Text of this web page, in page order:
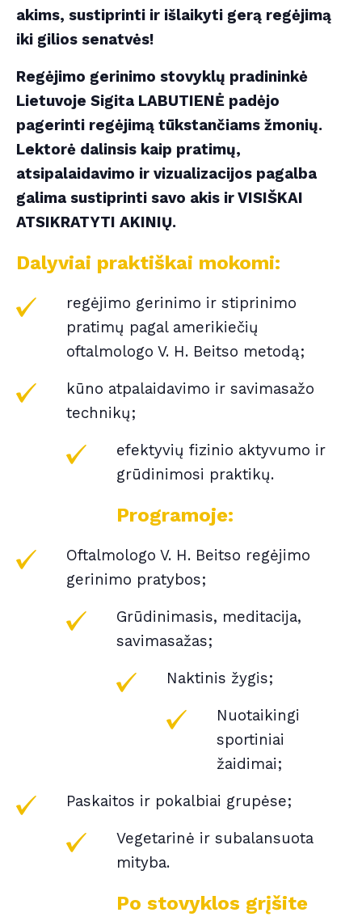
akims, sustiprinti ir išlaikyti gerą regėjimą
iki gilios senatvės!
Regėjimo gerinimo stovyklų pradininkė
Lietuvoje Sigita LABUTIENĖ padėjo
pagerinti regėjimą tūkstančiams žmonių.
Lektorė dalinsis kaip pratimų,
atsipalaidavimo ir vizualizacijos pagalba
galima sustiprinti savo akis ir VISIŠKAI
ATSIKRATYTI AKINIŲ.
Dalyviai praktiškai mokomi:
regėjimo gerinimo ir stiprinimo
pratimų pagal amerikiečių
oftalmologo V. H. Beitso metodą;
kūno atpalaidavimo ir savimasažo
technikų;
efektyvių fizinio aktyvumo ir
grūdinimosi praktikų.
Programoje:
Oftalmologo V. H. Beitso regėjimo
gerinimo pratybos;
Grūdinimasis, meditacija,
savimasažas;
Naktinis žygis;
Nuotaikingi
sportiniai
žaidimai;
Paskaitos ir pokalbiai grupėse;
Vegetarinė ir subalansuota
mityba.
Po stovyklos grįšite